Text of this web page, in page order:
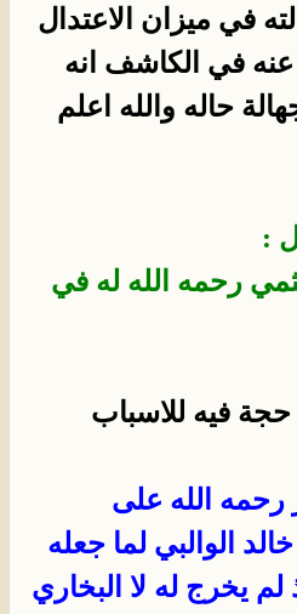
في ميزان الاعتدال
في الكاشف انه
حاله والله اعلم
:
رحمه الله له في
حجة فيه للاسباب
رحمه الله على
الوالبي لما جعله
يخرج له لا البخاري